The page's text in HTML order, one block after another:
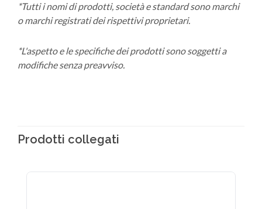
*Tutti i nomi di prodotti, società e standard sono marchi
o marchi registrati dei rispettivi proprietari.
*L'aspetto e le specifiche dei prodotti sono soggetti a
modifiche senza preavviso.
Prodotti collegati